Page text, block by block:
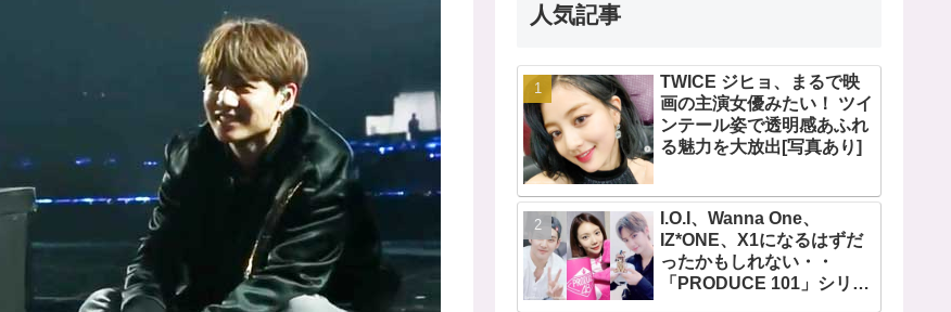
人気記事
TWICE ジヒョ、まるで映
画の主演女優みたい！ ツイ
ンテール姿で透明感あふれ
る魅力を大放出[写真あり]
I.O.I、Wanna One、
IZ*ONE、X1になるはずだ
ったかもしれない・・
「PRODUCE 101」シリー